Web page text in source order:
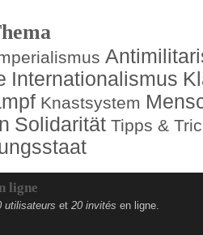
Internationalismus
Knastsystem
Solidarität Tipps &
ligne
utilisateurs et 20 invités en ligne.